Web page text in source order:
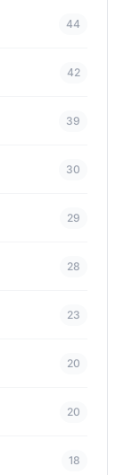
44
42
39
30
29
28
23
20
20
18